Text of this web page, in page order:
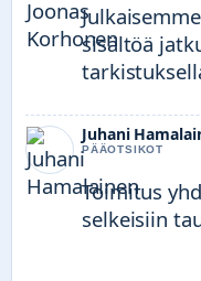
sisältöä
Juhani
PÄÄOTSIKOT
Toimitus
selkeisiin